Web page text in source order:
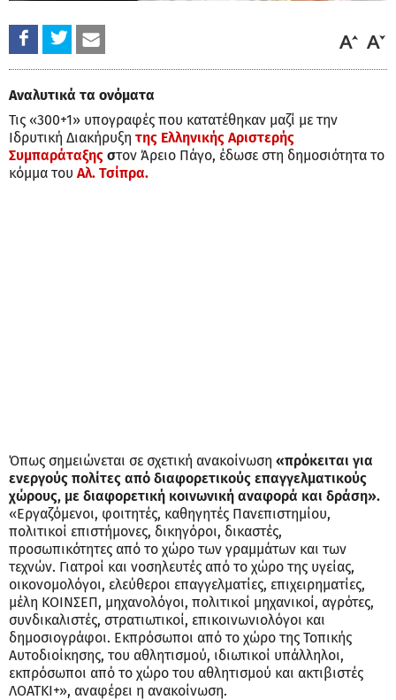
Αναλυτικά τα ονόματα
Τις «300+1» υπογραφές που κατατέθηκαν μαζί με την
Ιδρυτική Διακήρυξη της Ελληνικής Αριστερής
Συμπαράταξης στον Άρειο Πάγο, έδωσε στη δημοσιότητα το
κόμμα του Αλ. Τσίπρα.
Όπως σημειώνεται σε σχετική ανακοίνωση «πρόκειται για
ενεργούς πολίτες από διαφορετικούς επαγγελματικούς
χώρους, με διαφορετική κοινωνική αναφορά και δράση».
«Εργαζόμενοι, φοιτητές, καθηγητές Πανεπιστημίου,
πολιτικοί επιστήμονες, δικηγόροι, δικαστές,
προσωπικότητες από το χώρο των γραμμάτων και των
τεχνών. Γιατροί και νοσηλευτές από το χώρο της υγείας,
οικονομολόγοι, ελεύθεροι επαγγελματίες, επιχειρηματίες,
μέλη ΚΟΙΝΣΕΠ, μηχανολόγοι, πολιτικοί μηχανικοί, αγρότες,
συνδικαλιστές, στρατιωτικοί, επικοινωνιολόγοι και
δημοσιογράφοι. Εκπρόσωποι από το χώρο της Τοπικής
Αυτοδιοίκησης, του αθλητισμού, ιδιωτικοί υπάλληλοι,
εκπρόσωποι από το χώρο του αθλητισμού και ακτιβιστές
ΛΟΑΤΚΙ+», αναφέρει η ανακοίνωση.